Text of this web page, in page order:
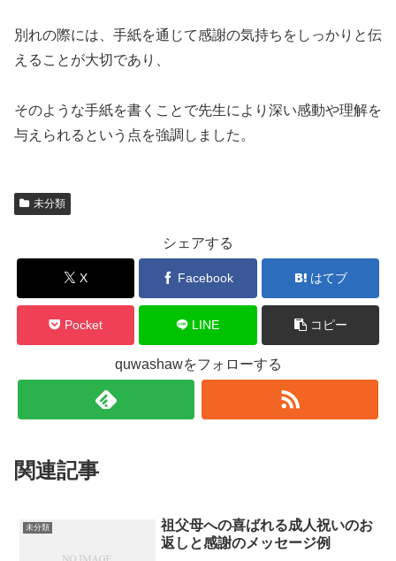
別れの際には、手紙を通じて感謝の気持ちをしっかりと伝
えることが大切であり、
そのような手紙を書くことで先生により深い感動や理解を
与えられるという点を強調しました。
未分類
シェアする
X Facebook はてブ
Pocket LINE コピー
quwashawをフォローする
関連記事
未分類
祖父母への喜ばれる成人祝いのお
返しと感謝のメッセージ例